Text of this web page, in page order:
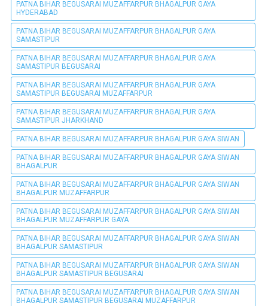
PATNA BIHAR BEGUSARAI MUZAFFARPUR BHAGALPUR GAYA
HYDERABAD
PATNA BIHAR BEGUSARAI MUZAFFARPUR BHAGALPUR GAYA
SAMASTIPUR
PATNA BIHAR BEGUSARAI MUZAFFARPUR BHAGALPUR GAYA
SAMASTIPUR BEGUSARAI
PATNA BIHAR BEGUSARAI MUZAFFARPUR BHAGALPUR GAYA
SAMASTIPUR BEGUSARAI MUZAFFARPUR
PATNA BIHAR BEGUSARAI MUZAFFARPUR BHAGALPUR GAYA
SAMASTIPUR JHARKHAND
PATNA BIHAR BEGUSARAI MUZAFFARPUR BHAGALPUR GAYA SIWAN
PATNA BIHAR BEGUSARAI MUZAFFARPUR BHAGALPUR GAYA SIWAN
BHAGALPUR
PATNA BIHAR BEGUSARAI MUZAFFARPUR BHAGALPUR GAYA SIWAN
BHAGALPUR MUZAFFARPUR
PATNA BIHAR BEGUSARAI MUZAFFARPUR BHAGALPUR GAYA SIWAN
BHAGALPUR MUZAFFARPUR GAYA
PATNA BIHAR BEGUSARAI MUZAFFARPUR BHAGALPUR GAYA SIWAN
BHAGALPUR SAMASTIPUR
PATNA BIHAR BEGUSARAI MUZAFFARPUR BHAGALPUR GAYA SIWAN
BHAGALPUR SAMASTIPUR BEGUSARAI
PATNA BIHAR BEGUSARAI MUZAFFARPUR BHAGALPUR GAYA SIWAN
BHAGALPUR SAMASTIPUR BEGUSARAI MUZAFFARPUR